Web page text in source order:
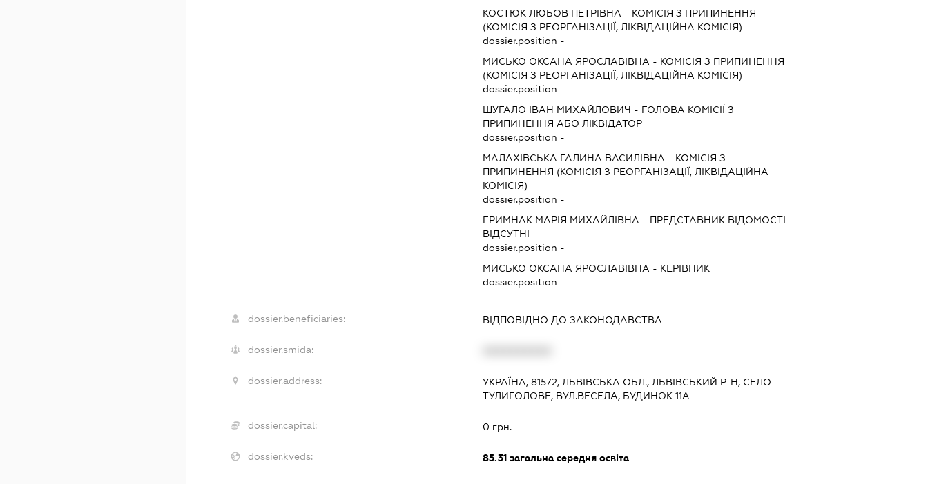
КОСТЮК ЛЮБОВ ПЕТРІВНА - КОМІСІЯ З ПРИПИНЕННЯ
(КОМІСІЯ З РЕОРГАНІЗАЦІЇ, ЛІКВІДАЦІЙНА КОМІСІЯ)
dossier.position -
МИСЬКО ОКСАНА ЯРОСЛАВІВНА - КОМІСІЯ З ПРИПИНЕННЯ
(КОМІСІЯ З РЕОРГАНІЗАЦІЇ, ЛІКВІДАЦІЙНА КОМІСІЯ)
dossier.position -
ШУГАЛО ІВАН МИХАЙЛОВИЧ - ГОЛОВА КОМІСІЇ З
ПРИПИНЕННЯ АБО ЛІКВІДАТОР
dossier.position -
МАЛАХІВСЬКА ГАЛИНА ВАСИЛІВНА - КОМІСІЯ З
ПРИПИНЕННЯ (КОМІСІЯ З РЕОРГАНІЗАЦІЇ, ЛІКВІДАЦІЙНА
КОМІСІЯ)
dossier.position -
ГРИМНАК МАРІЯ МИХАЙЛІВНА - ПРЕДСТАВНИК ВІДОМОСТІ
ВІДСУТНІ
dossier.position -
МИСЬКО ОКСАНА ЯРОСЛАВІВНА - КЕРІВНИК
dossier.position -
dossier.beneficiaries: ВІДПОВІДНО ДО ЗАКОНОДАВСТВА
dossier.smida:
dossier.address:
УКРАЇНА, 81572, ЛЬВІВСЬКА ОБЛ., ЛЬВІВСЬКИЙ Р-Н, СЕЛО
ТУЛИГОЛОВЕ, ВУЛ.ВЕСЕЛА, БУДИНОК 11А
dossier.capital: 0 грн.
dossier.kveds: 85.31загальна середня освіта